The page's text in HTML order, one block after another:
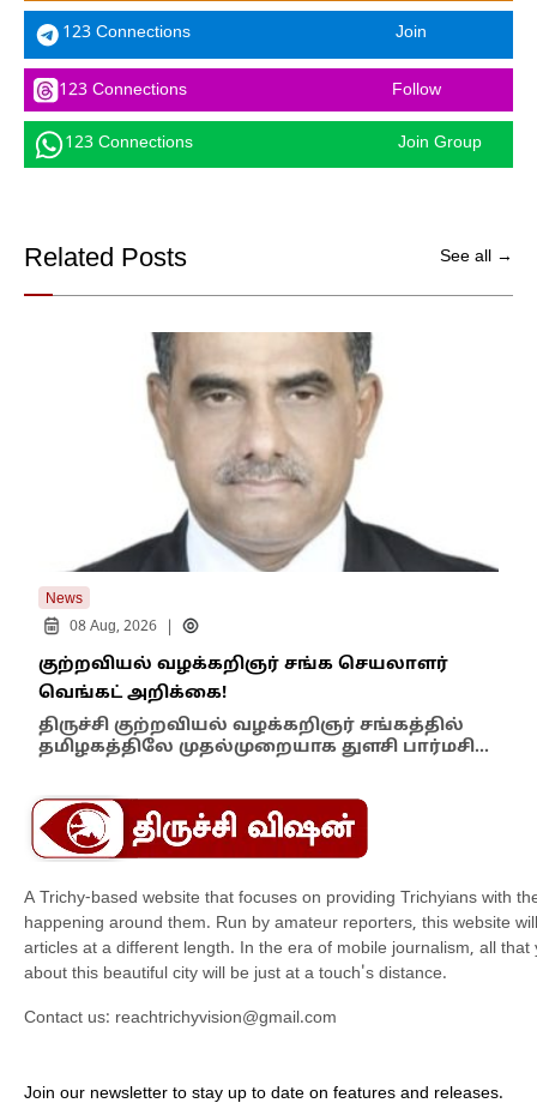
123 Connections Join
123 Connections Follow
123 Connections Join Group
Related Posts See all →
News
08 Aug, 2026
குற்றவியல் வழக்கறிஞர் சங்க செயலாளர்
வெங்கட் அறிக்கை!
திருச்சி குற்றவியல் வழக்கறிஞர் சங்கத்தில்
தமிழகத்திலே முதல்முறையாக துளசி பார்மசி…
A Trichy-based website that focuses on providing Trichyians with
happening around them. Run by amateur reporters, this website
articles at a different length. In the era of mobile journalism, all that
about this beautiful city will be just at a touch's distance.
Contact us: reachtrichyvision@gmail.com
Join our newsletter to stay up to date on features and releases.